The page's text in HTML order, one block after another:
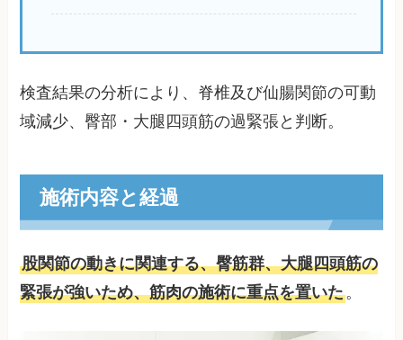
検査結果の分析により、脊椎及び仙腸関節の可動
域減少、臀部・大腿四頭筋の過緊張と判断。
施術内容と経過
股関節の動きに関連する、臀筋群、大腿四頭筋の
緊張が強いため、筋肉の施術に重点を置いた。